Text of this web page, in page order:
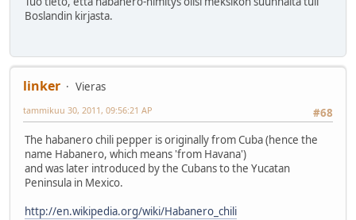
Boslandin kirjasta.
linker
Vieras
#68
tammikuu 30, 2011, 09:56:21 AP
The habanero chili pepper is originally from Cuba (hence the
name Habanero, which means 'from Havana')
and was later introduced by the Cubans to the Yucatan
Peninsula in Mexico.
http://en.wikipedia.org/wiki/Habanero_chili